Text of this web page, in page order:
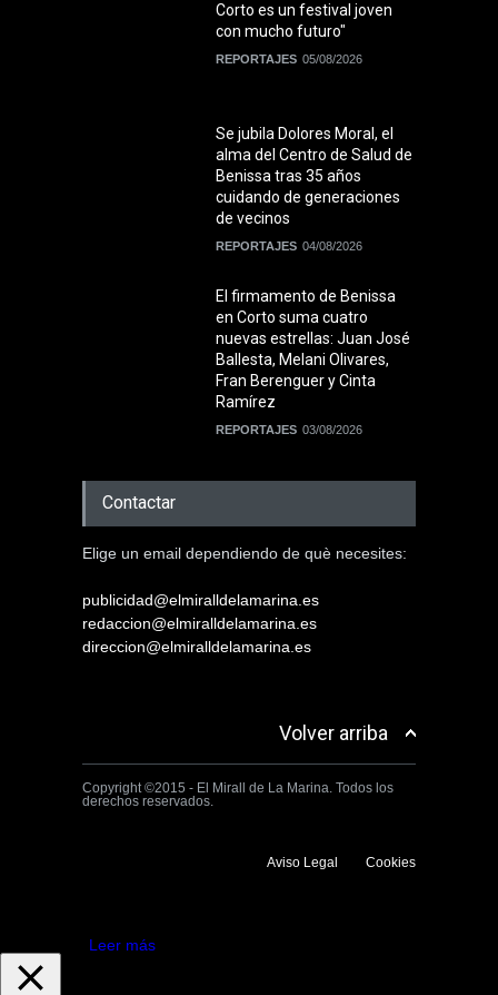
Corto es un festival joven
con mucho futuro"
REPORTAJES 05/08/2026
Se jubila Dolores Moral, el
alma del Centro de Salud de
Benissa tras 35 años
cuidando de generaciones
de vecinos
REPORTAJES 04/08/2026
El firmamento de Benissa
en Corto suma cuatro
nuevas estrellas: Juan José
Ballesta, Melani Olivares,
Fran Berenguer y Cinta
Ramírez
REPORTAJES 03/08/2026
Contactar
Elige un email dependiendo de què necesites:
publicidad@elmiralldelamarina.es
redaccion@elmiralldelamarina.es
direccion@elmiralldelamarina.es
Volver arriba
Copyright ©2015 - El Mirall de La Marina. Todos los
derechos reservados.
Aviso Legal Cookies
Leer más